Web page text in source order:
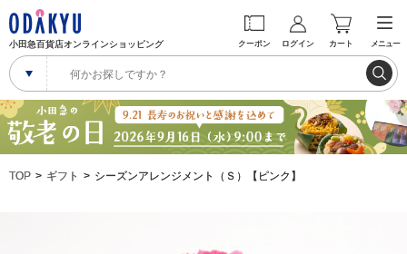
小田急百貨店オンラインショッピング クーポン ログイン カート メニュー
TOP ギフト シーズンアレンジメント（Ｓ）【ピンク】